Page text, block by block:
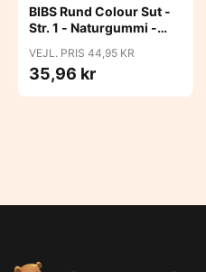
BIBS Rund Colour Sut -
Str. 1 - Naturgummi -
VEJL. PRIS 44,95 KR
35,96 kr